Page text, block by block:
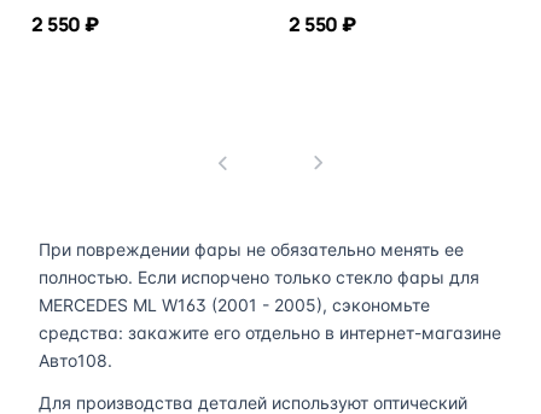
2 550 ₽ 2 550 ₽
При повреждении фары не обязательно менять ее
полностью. Если испорчено только стекло фары для
MERCEDES ML W163 (2001 - 2005), сэкономьте
средства: закажите его отдельно в интернет-магазине
Авто108.
Для производства деталей используют оптический